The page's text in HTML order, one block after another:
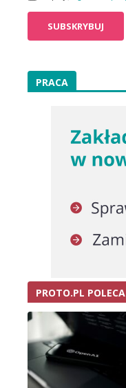
PRACA
PROTO.PL POLECA